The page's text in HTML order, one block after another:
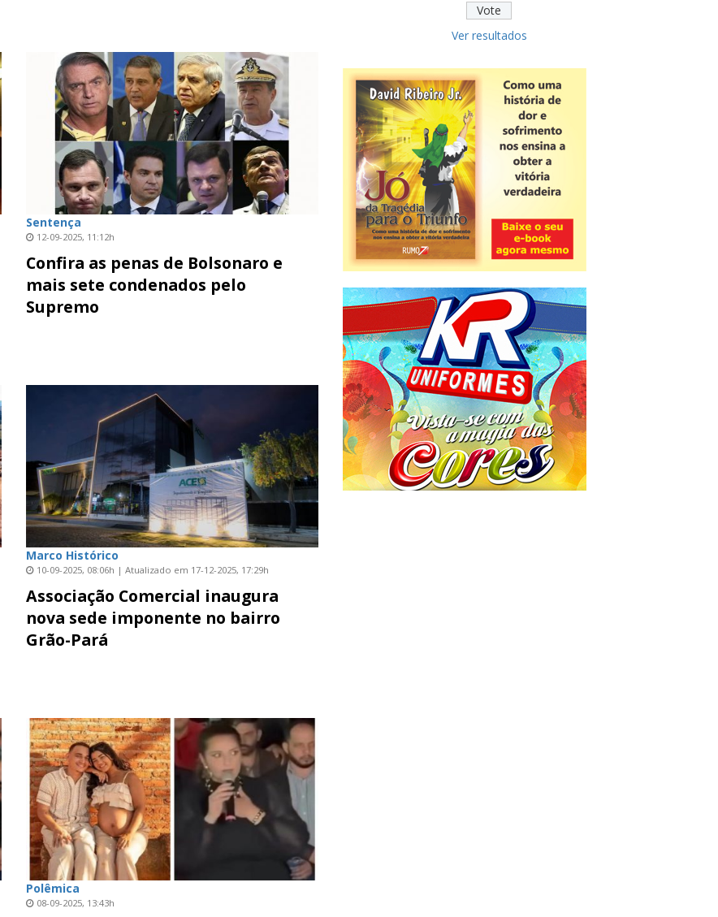
Sentença
12-09-2025, 11:12h
Confira as penas de Bolsonaro e
mais sete condenados pelo
Supremo
Marco Histórico
10-09-2025, 08:06h | Atualizado em 17-12-2025, 17:29h
Associação Comercial inaugura
nova sede imponente no bairro
Grão-Pará
Polêmica
08-09-2025, 13:43h
CNPJ alfanumérico começa a ser
emitido nesta sexta
ver todas »
Ver resultados